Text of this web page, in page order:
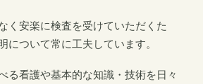
く安楽に検査を受けていただくた
について常に工夫しています。
る看護や基本的な知識・技術を日々